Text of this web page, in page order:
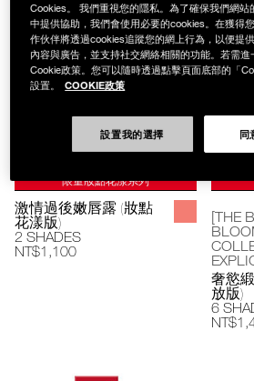
限量妝點花漾系列
激情過後嫩唇露 (妝點
花漾版)
2 SHADES
NT$1,100
[THE
奢慾
放版)
6
Cookies。 我們重視您的隱私。為了確保我們網站
中提供協助，我們會使用必要的cookies。在獲得
作伙伴將透過cookies追蹤您的網上行為，以便提
內容與廣告，並支持社交網絡相關的功能。若需
Cookie政策。您可以隨時透過點擊頁面底部的「
設置。
COOKIE政策
設置我的選擇 同